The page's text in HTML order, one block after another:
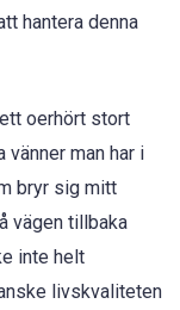
hantera denna
oerhört stort
vänner man har i
bryr sig mitt
vägen tillbaka
inte helt
livskvaliteten